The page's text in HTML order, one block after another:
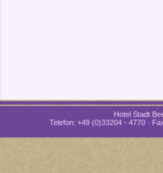
Hotel Stadt
Telefon: +49 (0)33204 - 4770 ·